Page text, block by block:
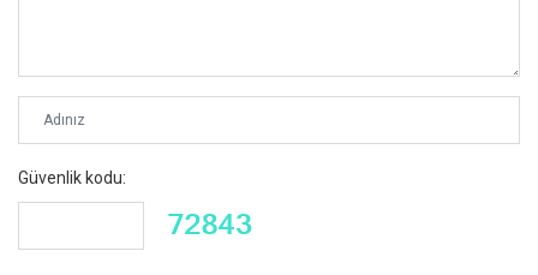
Güvenlik kodu: